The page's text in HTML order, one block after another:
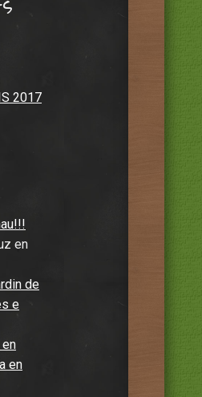
2017
en
de
e
en